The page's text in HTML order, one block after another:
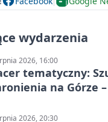
wydarzenia
2026, 16:00
tematyczny:
na Górze
2026, 20:30